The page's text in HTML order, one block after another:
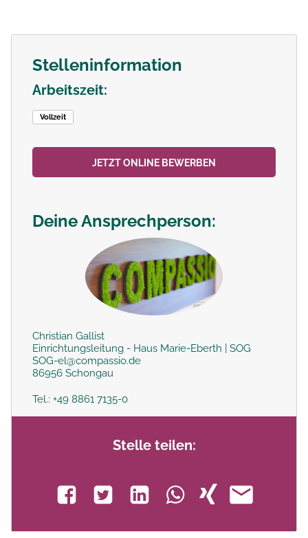
Stelleninformation
Arbeitszeit:
Vollzeit
JETZT ONLINE BEWERBEN
Deine Ansprechperson:
Christian Gallist
Einrichtungsleitung - Haus Marie-Eberth | SOG
SOG-el@compassio.de
86956 Schongau
Tel.: +49 8861 7135-0
Stelle teilen: